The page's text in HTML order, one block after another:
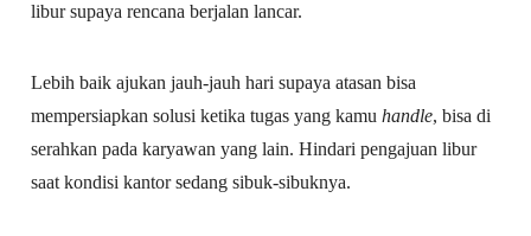
libur supaya rencana berjalan lancar.
Lebih baik ajukan jauh-jauh hari supaya atasan bisa
mempersiapkan solusi ketika tugas yang kamuhandle, bisa di
serahkan pada karyawan yang lain. Hindari pengajuan libur
saat kondisi kantor sedang sibuk-sibuknya.